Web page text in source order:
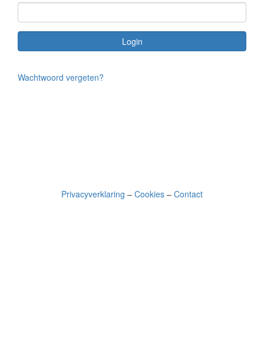
Wachtwoord vergeten?
Privacyverklaring – Cookies – Contact